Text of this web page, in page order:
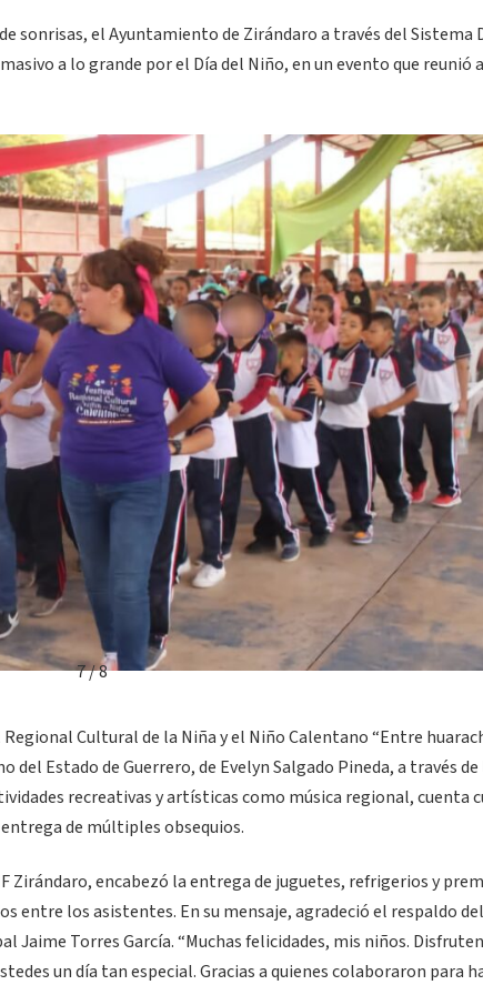
sonrisas, el Ayuntamiento de Zirándaro a través del Sistema
a lo grande por el Día del Niño, en un evento que reunió
7 / 8
Cultural de la Niña y el Niño Calentano “Entre
Estado de Guerrero, de Evelyn Salgado Pineda, a través de
recreativas y artísticas como música regional, cuenta
de múltiples obsequios.
Zirándaro, encabezó la entrega de juguetes, refrigerios y
entre los asistentes. En su mensaje, agradeció el respaldo
Jaime Torres García. “Muchas felicidades, mis niños.
un día tan especial. Gracias a quienes colaboraron para